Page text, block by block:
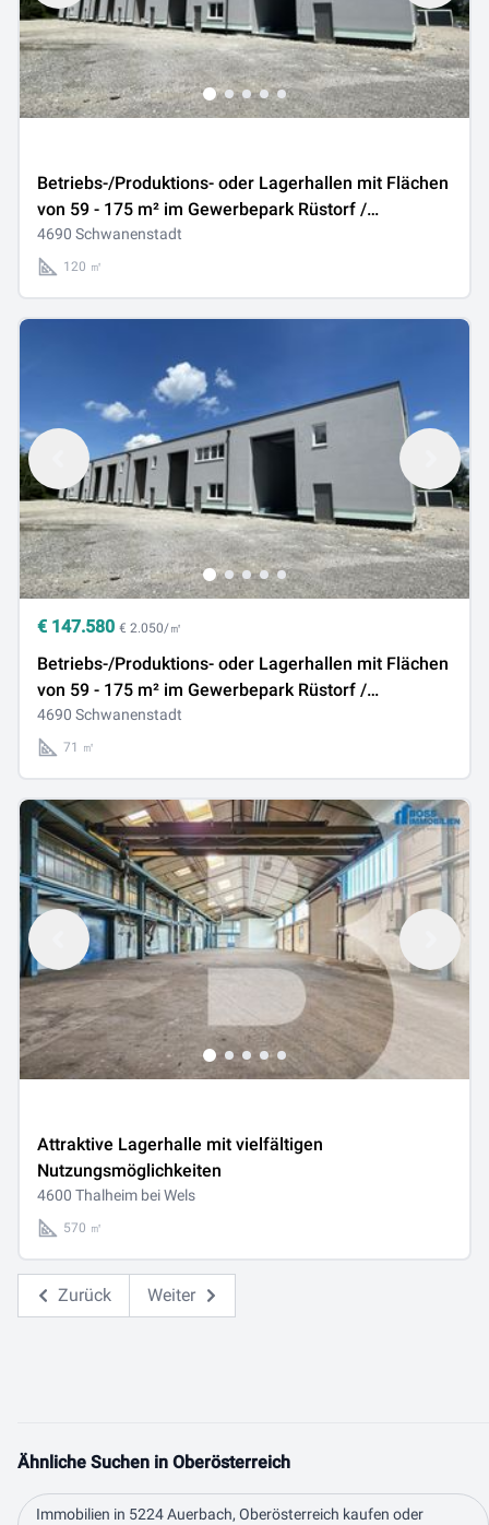
Betriebs-/Produktions- oder Lagerhallen mit Flächen
von 59 - 175 m² im Gewerbepark Rüstorf /
Schwanenstadt zu verkaufen / vermieten (Top 02c)
4690 Schwanenstadt
120 ㎡
€ 147.580 € 2.050/㎡
Betriebs-/Produktions- oder Lagerhallen mit Flächen
von 59 - 175 m² im Gewerbepark Rüstorf /
Schwanenstadt zu verkaufen / vermieten (Top 03c)
4690 Schwanenstadt
71 ㎡
Attraktive Lagerhalle mit vielfältigen
Nutzungsmöglichkeiten
4600 Thalheim bei Wels
570 ㎡
Zurück Weiter
Ähnliche Suchen in Oberösterreich
Immobilien in 5224 Auerbach, Oberösterreich kaufen oder